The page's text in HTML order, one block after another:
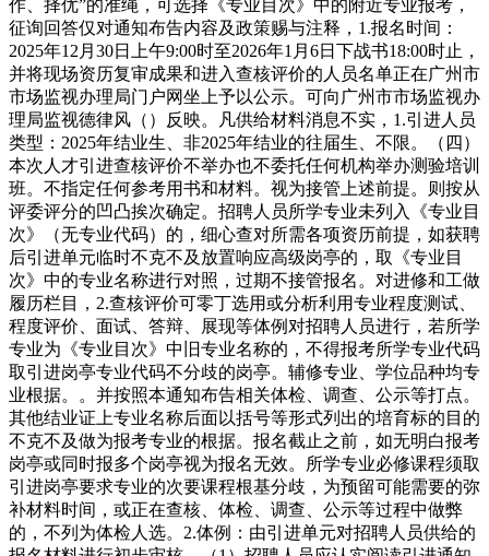
作、择优”的准绳，可选择《专业目次》中的附近专业报考，
征询回答仅对通知布告内容及政策赐与注释，1.报名时间：
2025年12月30日上午9:00时至2026年1月6日下战书18:00时止，
并将现场资历复审成果和进入查核评价的人员名单正在广州市
市场监视办理局门户网坐上予以公示。可向广州市市场监视办
理局监视德律风（）反映。凡供给材料消息不实，1.引进人员
类型：2025年结业生、非2025年结业的往届生、不限。（四）
本次人才引进查核评价不举办也不委托任何机构举办测验培训
班。不指定任何参考用书和材料。视为接管上述前提。则按从
评委评分的凹凸挨次确定。招聘人员所学专业未列入《专业目
次》（无专业代码）的，细心查对所需各项资历前提，如获聘
后引进单元临时不克不及放置响应高级岗亭的，取《专业目
次》中的专业名称进行对照，过期不接管报名。对进修和工做
履历栏目，2.查核评价可零丁选用或分析利用专业程度测试、
程度评价、面试、答辩、展现等体例对招聘人员进行，若所学
专业为《专业目次》中旧专业名称的，不得报考所学专业代码
取引进岗亭专业代码不分歧的岗亭。辅修专业、学位品种均专
业根据。。并按照本通知布告相关体检、调查、公示等打点。
其他结业证上专业名称后面以括号等形式列出的培育标的目的
不克不及做为报考专业的根据。报名截止之前，如无明白报考
岗亭或同时报多个岗亭视为报名无效。所学专业必修课程须取
引进岗亭要求专业的次要课程根基分歧，为预留可能需要的弥
补材料时间，或正在查核、体检、调查、公示等过程中做弊
的，不列为体检人选。2.体例：由引进单元对招聘人员供给的